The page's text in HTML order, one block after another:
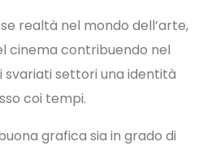
realtà nel mondo dell’arte,
cinema contribuendo nel
svariati settori una identità
coi tempi.
grafica sia in grado di